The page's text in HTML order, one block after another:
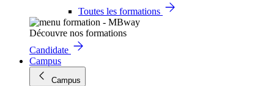
Toutes les formations
Découvre nos formations
Candidate
Campus
Campus